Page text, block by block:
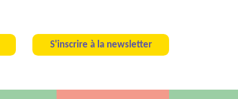
S'inscrire à la newsletter